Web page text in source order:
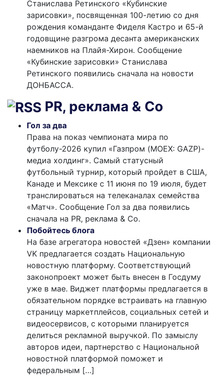
Станислава Ретинского «Кубинские
зарисовки», посвященная 100-летию со дня
рождения команданте Фиделя Кастро и 65-й
годовщине разгрома десанта американских
наемников на Плайя-Хирон. Сообщение
«Кубинские зарисовки» Станислава
Ретинского появились сначала на новости
ДОНБАССА.
PR, реклама & Co
Гол за два
Права на показ чемпионата мира по
футболу-2026 купил «Газпром (MOEX: GAZP)-
медиа холдинг». Самый статусный
футбольный турнир, который пройдет в США,
Канаде и Мексике с 11 июня по 19 июля, будет
транслироваться на телеканалах семейства
«Матч». Сообщение Гол за два появились
сначала на PR, реклама & Co.
Побойтесь блога
На базе агрегатора новостей «Дзен» компании
VK предлагается создать Национальную
новостную платформу. Соответствующий
законопроект может быть внесен в Госдуму
уже в мае. Виджет платформы предлагается в
обязательном порядке встраивать на главную
страницу маркетплейсов, социальных сетей и
видеосервисов, с которыми планируется
делиться рекламной выручкой. По замыслу
авторов идеи, партнерство с Национальной
новостной платформой поможет и
федеральным […]